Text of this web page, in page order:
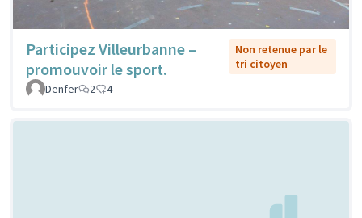
Participez Villeurbanne –
promouvoir le sport.
Non retenue par le
tri citoyen
Denfer
2 4